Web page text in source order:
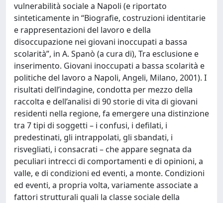
vulnerabilità sociale a Napoli (e riportato
sinteticamente in “Biografie, costruzioni identitarie
e rappresentazioni del lavoro e della
disoccupazione nei giovani inoccupati a bassa
scolarità”, in A. Spanò (a cura di), Tra esclusione e
inserimento. Giovani inoccupati a bassa scolarità e
politiche del lavoro a Napoli, Angeli, Milano, 2001). I
risultati dell’indagine, condotta per mezzo della
raccolta e dell’analisi di 90 storie di vita di giovani
residenti nella regione, fa emergere una distinzione
tra 7 tipi di soggetti – i confusi, i defilati, i
predestinati, gli intrappolati, gli sbandati, i
risvegliati, i consacrati – che appare segnata da
peculiari intrecci di comportamenti e di opinioni, a
valle, e di condizioni ed eventi, a monte. Condizioni
ed eventi, a propria volta, variamente associate a
fattori strutturali quali la classe sociale della